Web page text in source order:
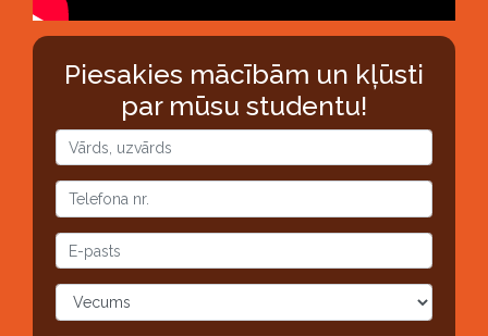
Piesakies mācībām un kļūsti
par mūsu studentu!